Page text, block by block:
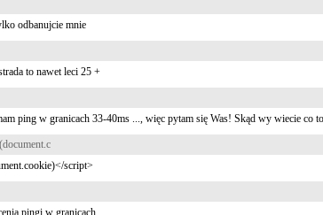
odbanujcie mnie
to nawet leci 25 +
ping w granicach 33-40ms ..., więc pytam się Was! Skąd wy wiecie co
script>
pingi w granicach